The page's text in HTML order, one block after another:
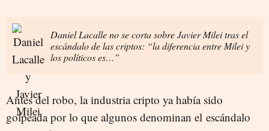
Daniel Lacalle no se corta sobre Javier Milei tras el
escándalo de las criptos: “la diferencia entre Milei y
los políticos es…”
Antes del robo, la industria cripto ya había sido
golpeada por lo que algunos denominan el escándalo